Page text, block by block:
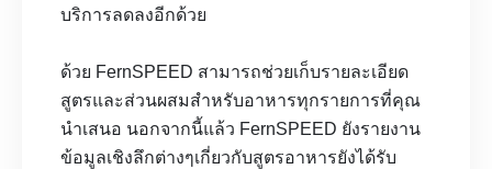
บริการลดลงอีกด้วย
ด้วย FernSPEED สามารถช่วยเก็บรายละเอียด
สูตรและส่วนผสมสำหรับอาหารทุกรายการที่คุณ
นำเสนอ นอกจากนี้แล้ว FernSPEED ยังรายงาน
ข้อมูลเชิงลึกต่างๆเกี่ยวกับสูตรอาหารยังได้รับ